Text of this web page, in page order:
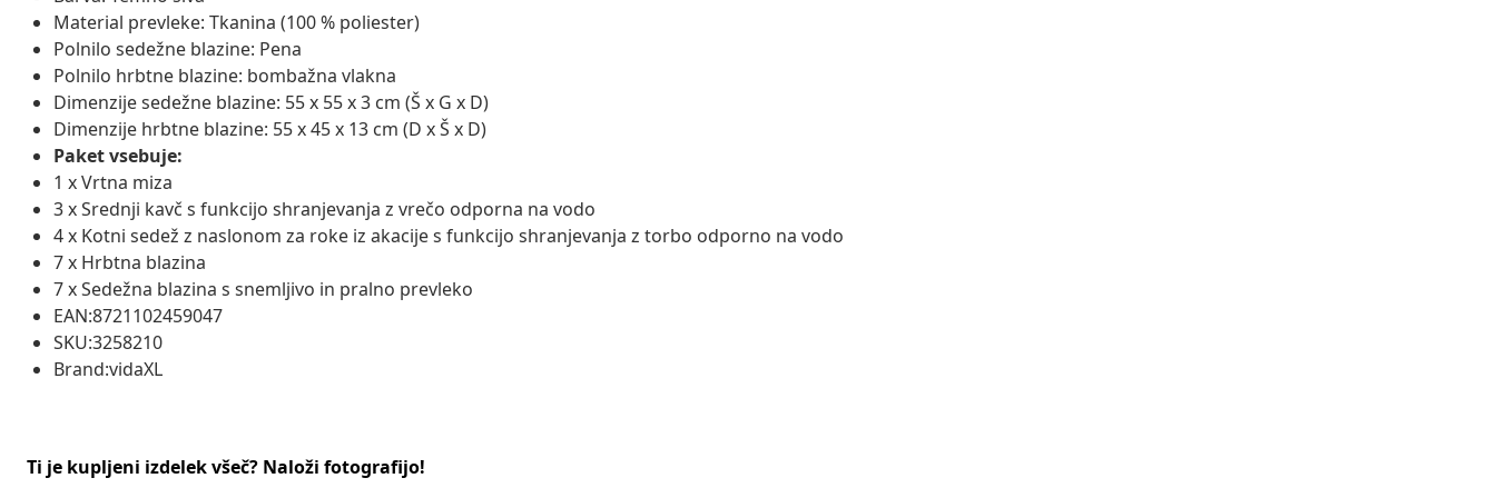
Material prevleke: Tkanina (100 % poliester)
Polnilo sedežne blazine: Pena
Polnilo hrbtne blazine: bombažna vlakna
Dimenzije sedežne blazine: 55 x 55 x 3 cm (Š x G x D)
Dimenzije hrbtne blazine: 55 x 45 x 13 cm (D x Š x D)
Paket vsebuje:
1 x Vrtna miza
3 x Srednji kavč s funkcijo shranjevanja z vrečo odporna na vodo
4 x Kotni sedež z naslonom za roke iz akacije s funkcijo shranjevanja z torbo odporno na vodo
7 x Hrbtna blazina
7 x Sedežna blazina s snemljivo in pralno prevleko
EAN:8721102459047
SKU:3258210
Brand:vidaXL
Ti je kupljeni izdelek všeč? Naloži fotografijo!